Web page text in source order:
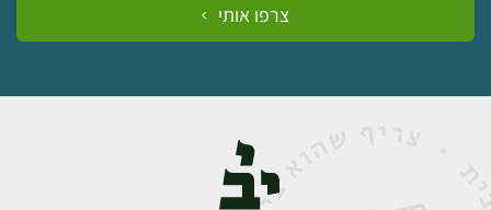
צרפו אותי